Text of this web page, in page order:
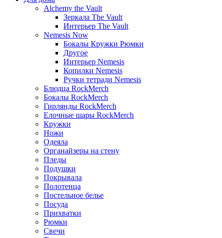
Alchemy the Vault
Зеркала The Vault
Интерьер The Vault
Nemesis Now
Бокалы Кружки Рюмки
Другое
Интерьер Nemesis
Копилки Nemesis
Ручки тетради Nemesis
Блюдца RockMerch
Бокалы RockMerch
Гирлянды RockMerch
Елочные шары RockMerch
Кружки
Ножи
Одеяла
Органайзеры на стену
Пледы
Подушки
Покрывала
Полотенца
Постельное белье
Посуда
Прихватки
Рюмки
Свечи